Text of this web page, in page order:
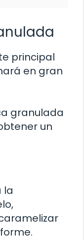
principal
en gran
granulada
un
la